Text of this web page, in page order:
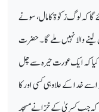
گا کہ لوگ زکوٰۃ کا مال، سونے
لینے والا نہیں ملے گا۔ حضرت
کیا کہ ایک عورت حیرہ سے چل
خدا کے علاوہی کسی اور کا
کہ جب کسریٰ کے خزانے مسجد